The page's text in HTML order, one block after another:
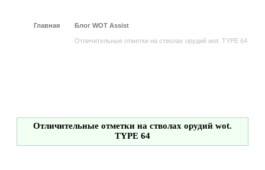
Главная Блог WOT Assist
Отличительные отметки на стволах орудий wot. TYPE 64
Отличительные отметки на стволах орудий wot.
TYPE 64